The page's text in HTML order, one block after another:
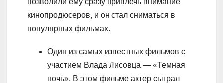
кинопродюсеров, и он стал сниматься в
популярных фильмах.
Один из самых известных фильмов с
участием Влада Лисовца — «Темная
ночь». В этом фильме актер сыграл